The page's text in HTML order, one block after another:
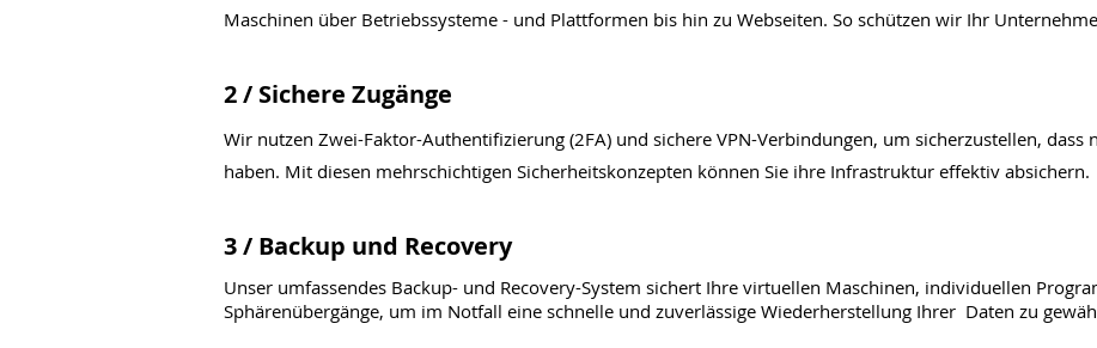
Maschinen über Betriebssysteme - und Plattformen bis hin zu Webseiten. So schützen wir Ihr
2 / Sichere Zugänge
Wir nutzen Zwei-Faktor-Authentifizierung (2FA) und sichere VPN-Verbindungen, um sicherzustellen,
haben. Mit diesen mehrschichtigen Sicherheitskonzepten können Sie ihre Infrastruktur effektiv absichern.
3 / Backup und Recovery
Unser umfassendes Backup- und Recovery-System sichert Ihre virtuellen Maschinen, individuellen
Sphärenübergänge, um im Notfall eine schnelle und zuverlässige Wiederherstellung Ihrer Daten zu